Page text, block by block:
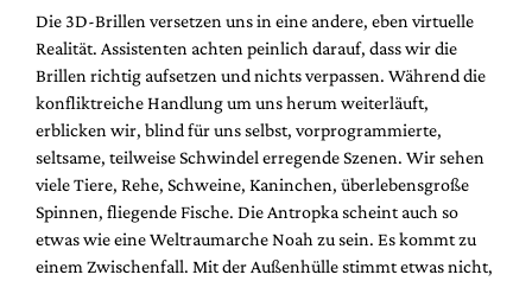
Die 3D-Brillen versetzen uns in eine andere, eben virtuelle
Realität. Assistenten achten peinlich darauf, dass wir die
Brillen richtig aufsetzen und nichts verpassen. Während die
konfliktreiche Handlung um uns herum weiterläuft,
erblicken wir, blind für uns selbst, vorprogrammierte,
seltsame, teilweise Schwindel erregende Szenen. Wir sehen
viele Tiere, Rehe, Schweine, Kaninchen, überlebensgroße
Spinnen, fliegende Fische. Die Antropka scheint auch so
etwas wie eine Weltraumarche Noah zu sein. Es kommt zu
einem Zwischenfall. Mit der Außenhülle stimmt etwas nicht,